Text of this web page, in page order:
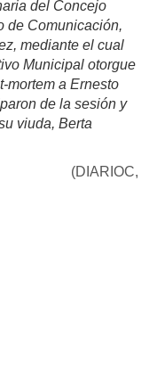
del Concejo
de Comunicación,
mediante el cual
Municipal otorgue
mortem a Ernesto
de la sesión y
viuda, Berta
(DIARIOC,